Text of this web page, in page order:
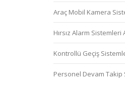
Araç Mobil Kamera
Hırsız Alarm Sistemleri
Kontrollü Geçiş
Personel Devam Takip